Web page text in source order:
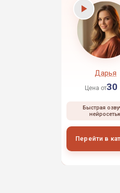
Дарья
Цена от30
Быстрая
Перейти в